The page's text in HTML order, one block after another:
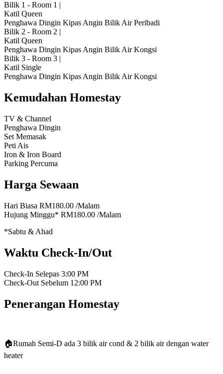
Bilik 1 - Room 1 |
Katil Queen
Penghawa Dingin Kipas Angin Bilik Air Peribadi
Bilik 2 - Room 2 |
Katil Queen
Penghawa Dingin Kipas Angin Bilik Air Kongsi
Bilik 3 - Room 3 |
Katil Single
Penghawa Dingin Kipas Angin Bilik Air Kongsi
Kemudahan Homestay
TV & Channel
Penghawa Dingin
Set Memasak
Peti Ais
Iron & Iron Board
Parking Percuma
Harga Sewaan
Hari Biasa RM180.00 /Malam
Hujung Minggu* RM180.00 /Malam
*Sabtu & Ahad
Waktu Check-In/Out
Check-In Selepas 3:00 PM
Check-Out Sebelum 12:00 PM
Penerangan Homestay
🏠Rumah Semi-D ada 3 bilik air cond & 2 bilik air dengan water
heater